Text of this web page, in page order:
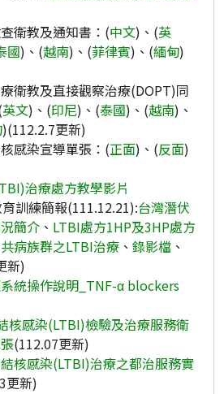
衛教及通知書：(中文)、(英
國)、(越南)、(菲律賓)、(緬甸)
衛教及直接觀察治療(DOPT)同
英文)、(印尼)、(泰國)、(越南)、
)(112.2.7更新)
感染宣導單張：(正面)、(反面)
治療處方教學影片
訓練簡報(111.12.21):台灣潛伏
簡介 、 LTBI處方1HP及3HP處方
共病族群之LTBI治療 、 錄影檔 、
新)
統操作說明_TNF-α blockers
核感染(LTBI)檢驗及治療服務衛
(112.07更新)
核感染(LTBI)治療之都治服務實
更新)